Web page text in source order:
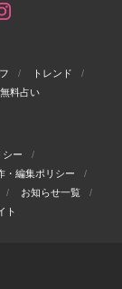
トレンド
無料占い
シー
・編集ポリシー
お知らせ一覧
ト